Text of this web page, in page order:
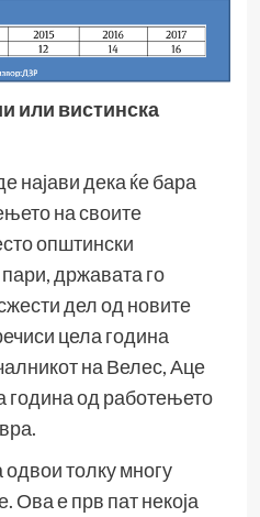
или вистинска
најави дека ќе бара
на своите
општински
државата го
дел од новите
цела година
на Велес, Аце
година од работењето
толку многу
Ова е прв пат некоја